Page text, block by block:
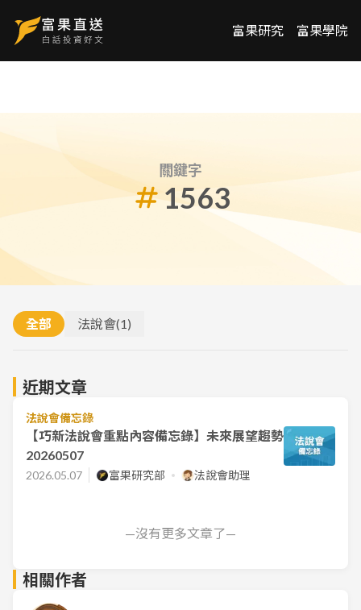
富果研究 富果學院
關鍵字
1563
全部 法說會(1)
近期文章
法說會備忘錄
【巧新法說會重點內容備忘錄】未來展望趨勢
20260507
2026.05.07 富果研究部 法說會助理
—沒有更多文章了—
相關作者